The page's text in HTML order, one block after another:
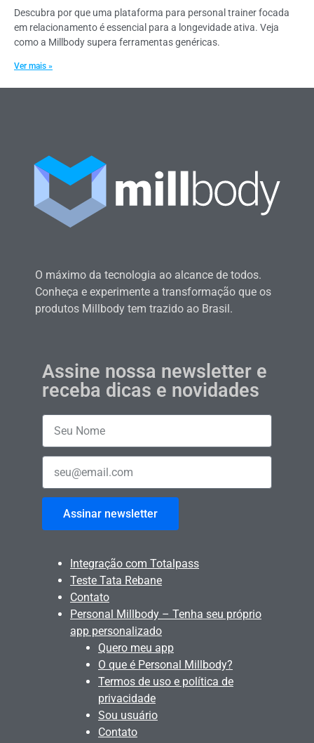
Descubra por que uma plataforma para personal trainer focada
em relacionamento é essencial para a longevidade ativa. Veja
como a Millbody supera ferramentas genéricas.
Ver mais »
O máximo da tecnologia ao alcance de todos.
Conheça e experimente a transformação que os
produtos Millbody tem trazido ao Brasil.
Assine nossa newsletter e
receba dicas e novidades
Assinar newsletter
Integração com Totalpass
Teste Tata Rebane
Contato
Personal Millbody – Tenha seu próprio
app personalizado
Quero meu app
O que é Personal Millbody?
Termos de uso e política de
privacidade
Sou usuário
Contato